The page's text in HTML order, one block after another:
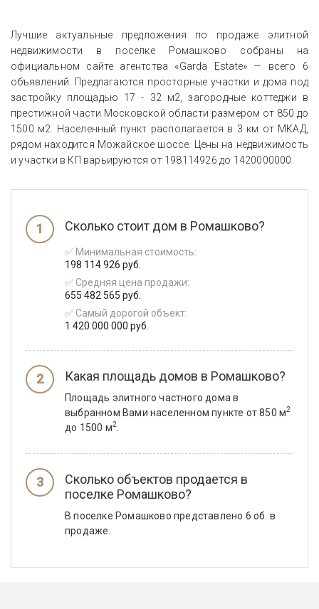
Лучшие актуальные предложения по продаже элитной
недвижимости в поселке Ромашково собраны на
официальном сайте агентства «Garda Estate» — всего 6
объявлений. Предлагаются просторные участки и дома под
застройку площадью 17 - 32 м2, загородные коттеджи в
престижной части Московской области размером от 850 до
1500 м2. Населенный пункт располагается в 3 км от МКАД,
рядом находится Можайское шоссе. Цены на недвижимость
и участки в КП варьируются от 198114926 до 1420000000
Сколько стоит дом в Ромашково?
✅ Минимальная стоимость:
198 114 926 руб.
✅ Средняя цена продажи:
655 482 565 руб.
✅ Самый дорогой объект:
1 420 000 000 руб.
Какая площадь домов в Ромашково?
Площадь элитного частного дома в
выбранном Вами населенном пункте от 850 м2
до 1500 м2
Сколько объектов продается в
поселке Ромашково?
В поселке Ромашково представлено 6 об. в
продаже.